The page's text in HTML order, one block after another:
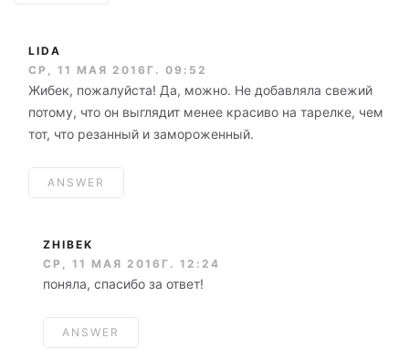
LIDA
СР, 11 МАЯ 2016Г. 09:52
Жибек, пожалуйста! Да, можно. Не добавляла свежий
потому, что он выглядит менее красиво на тарелке, чем
тот, что резанный и замороженный.
ANSWER
ZHIBEK
СР, 11 МАЯ 2016Г. 12:24
поняла, спасибо за ответ!
ANSWER